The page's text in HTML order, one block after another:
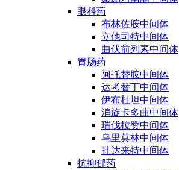
眼科药
布林佐胺中间体
立他司特中间体
曲伏前列素中间体
胃肠药
阿托替胺中间体
达考替丁中间体
伊布杜坦中间体
消旋卡多曲中间体
瑞伐拉赞中间体
乌里莫林中间体
扎达来特中间体
抗抑郁药